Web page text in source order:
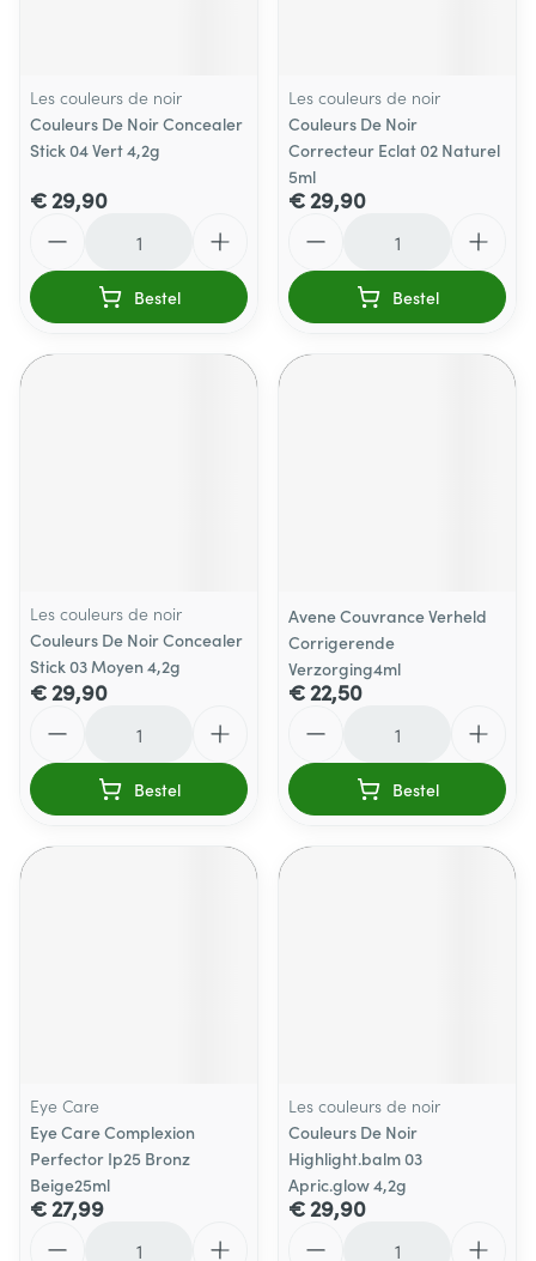
Les couleurs de noir
Couleurs De Noir Concealer
Stick 04 Vert 4,2g
€ 29,90
Bestel
Les couleurs de noir
Couleurs De Noir
Correcteur Eclat 02 Naturel
5ml
€ 29,90
Bestel
Les couleurs de noir
Couleurs De Noir Concealer
Stick 03 Moyen 4,2g
€ 29,90
Bestel
Avene Couvrance Verheld
Corrigerende
Verzorging4ml
€ 22,50
Bestel
Eye Care
Eye Care Complexion
Perfector Ip25 Bronz
Beige25ml
€ 27,99
Les couleurs de noir
Couleurs De Noir
Highlight.balm 03
Apric.glow 4,2g
€ 29,90